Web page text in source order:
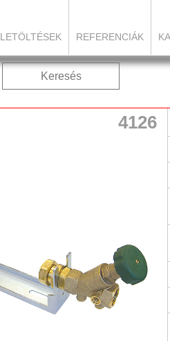
LETÖLTÉSEK REFERENCIÁK
Keresés
4126